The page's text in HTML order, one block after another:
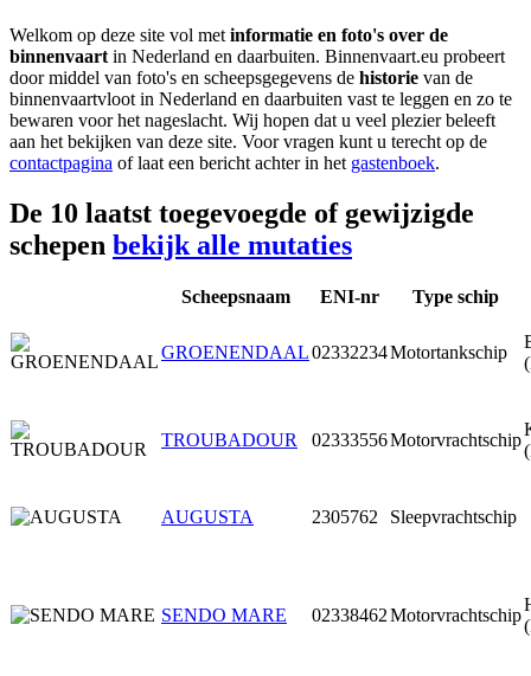
Welkom op deze site vol met informatie en foto's over de
binnenvaart in Nederland en daarbuiten. Binnenvaart.eu probeert
door middel van foto's en scheepsgegevens de historie van de
binnenvaartvloot in Nederland en daarbuiten vast te leggen en zo te
bewaren voor het nageslacht. Wij hopen dat u veel plezier beleeft
aan het bekijken van deze site. Voor vragen kunt u terecht op de
contactpagina of laat een bericht achter in het gastenboek.
De 10 laatst toegevoegde of gewijzigde
schepen bekijk alle mutaties
Scheepsnaam ENI-nr Type schip
GROENENDAAL02332234Motortankschip
TROUBADOUR 02333556Motorvrachtschip
AUGUSTA 2305762 Sleepvrachtschip
SENDO MARE 02338462Motorvrachtschip